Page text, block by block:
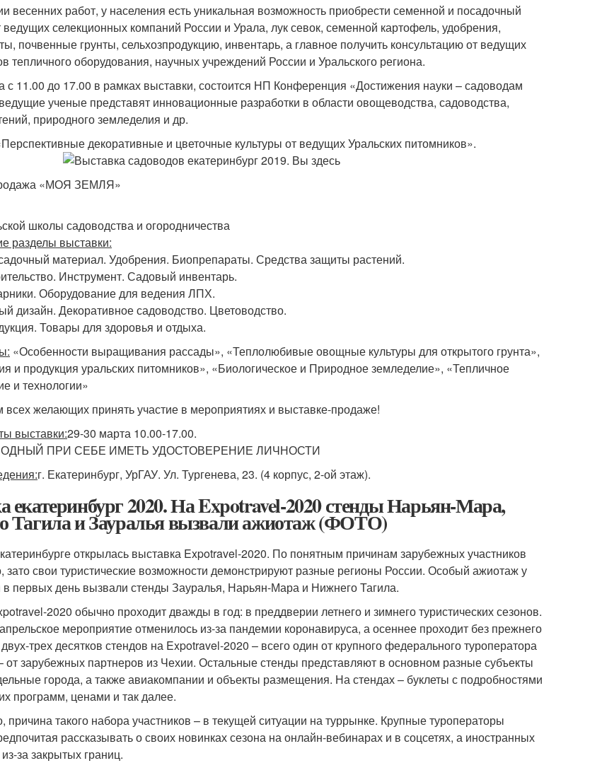
весенних работ, у населения есть уникальная возможность приобрести семенной и посадочный
ведущих селекционных компаний России и Урала, лук севок, семенной картофель, удобрения,
почвенные грунты, сельхозпродукцию, инвентарь, а главное получить консультацию от ведущих
тепличного оборудования, научных учреждений России и Уральского региона.
с 11.00 до 17.00 в рамках выставки, состоится НП Конференция «Достижения науки – садоводам
ученые представят инновационные разработки в области овощеводства, садоводства,
природного земледелия и др.
декоративные и цветочные культуры от ведущих Уральских питомников».
«МОЯ ЗЕМЛЯ»
школы садоводства и огородничества
разделы выставки:
материал. Удобрения. Биопрепараты. Средства защиты растений.
Инструмент. Садовый инвентарь.
Оборудование для ведения ЛПХ.
дизайн. Декоративное садоводство. Цветоводство.
Товары для здоровья и отдыха.
«Особенности выращивания рассады», «Теплолюбивые овощные культуры для открытого грунта»,
и продукция уральских питомников», «Биологическое и Природное земледелие», «Тепличное
и технологии»
желающих принять участие в мероприятиях и выставке-продаже!
выставки:29-30 марта 10.00-17.00.
ПРИ СЕБЕ ИМЕТЬ УДОСТОВЕРЕНИЕ ЛИЧНОСТИ
г. Екатеринбург, УрГАУ. Ул. Тургенева, 23. (4 корпус, 2-ой этаж).
екатеринбург 2020. На Expotravel-2020 стенды Нарьян-Мара,
Тагила и Зауралья вызвали ажиотаж (ФОТО)
открылась выставка Expotravel-2020. По понятным причинам зарубежных участников
зато свои туристические возможности демонстрируют разные регионы России. Особый ажиотаж у
в первых день вызвали стенды Зауралья, Нарьян-Мара и Нижнего Тагила.
2020 обычно проходит дважды в год: в преддверии летнего и зимнего туристических сезонов.
мероприятие отменилось из-за пандемии коронавируса, а осеннее проходит без прежнего
трех десятков стендов на Expotravel-2020 – всего один от крупного федерального туроператора
от зарубежных партнеров из Чехии. Остальные стенды представляют в основном разные субъекты
города, а также авиакомпании и объекты размещения. На стендах – буклеты с подробностями
программ, ценами и так далее.
причина такого набора участников – в текущей ситуации на туррынке. Крупные туроператоры
рассказывать о своих новинках сезона на онлайн-вебинарах и в соцсетях, а иностранных
за закрытых границ.